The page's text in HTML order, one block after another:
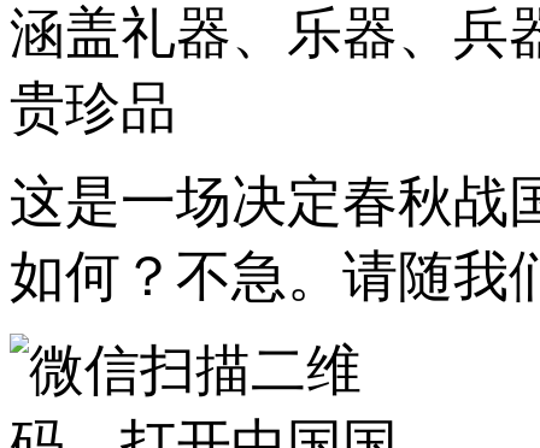
涵盖礼器、乐器、兵
贵珍品
这是一场决定春秋战
如何？不急。请随我